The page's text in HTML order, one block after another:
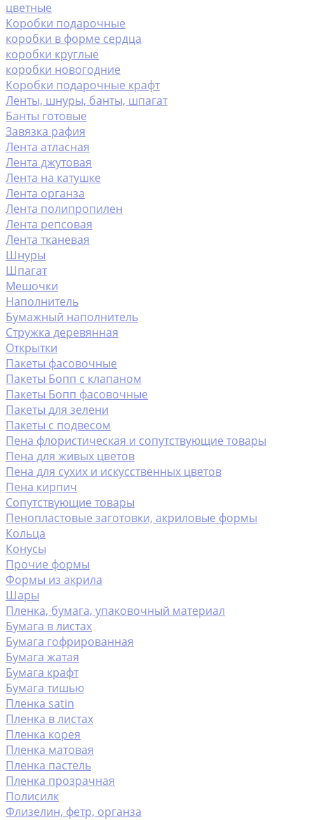
цветные
Коробки подарочные
коробки в форме сердца
коробки круглые
коробки новогодние
Коробки подарочные крафт
Ленты, шнуры, банты, шпагат
Банты готовые
Завязка рафия
Лента атласная
Лента джутовая
Лента на катушке
Лента органза
Лента полипропилен
Лента репсовая
Лента тканевая
Шнуры
Шпагат
Мешочки
Наполнитель
Бумажный наполнитель
Стружка деревянная
Открытки
Пакеты фасовочные
Пакеты Бопп с клапаном
Пакеты Бопп фасовочные
Пакеты для зелени
Пакеты с подвесом
Пена флористическая и сопутствующие товары
Пена для живых цветов
Пена для сухих и искусственных цветов
Пена кирпич
Сопутствующие товары
Пенопластовые заготовки, акриловые формы
Кольца
Конусы
Прочие формы
Формы из акрила
Шары
Пленка, бумага, упаковочный материал
Бумага в листах
Бумага гофрированная
Бумага жатая
Бумага крафт
Бумага тишью
Пленка satin
Пленка в листах
Пленка корея
Пленка матовая
Пленка пастель
Пленка прозрачная
Полисилк
Флизелин, фетр, органза